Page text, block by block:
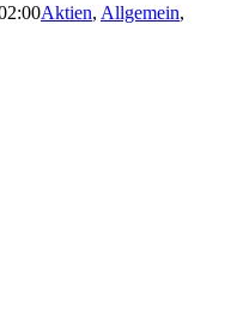
Aktien, Allgemein,